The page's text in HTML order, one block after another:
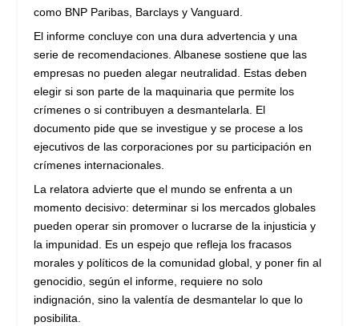
como BNP Paribas, Barclays y Vanguard.
El informe concluye con una dura advertencia y una
serie de recomendaciones. Albanese sostiene que las
empresas no pueden alegar neutralidad. Estas deben
elegir si son parte de la maquinaria que permite los
crímenes o si contribuyen a desmantelarla. El
documento pide que se investigue y se procese a los
ejecutivos de las corporaciones por su participación en
crímenes internacionales.
La relatora advierte que el mundo se enfrenta a un
momento decisivo: determinar si los mercados globales
pueden operar sin promover o lucrarse de la injusticia y
la impunidad. Es un espejo que refleja los fracasos
morales y políticos de la comunidad global, y poner fin al
genocidio, según el informe, requiere no solo
indignación, sino la valentía de desmantelar lo que lo
posibilita.